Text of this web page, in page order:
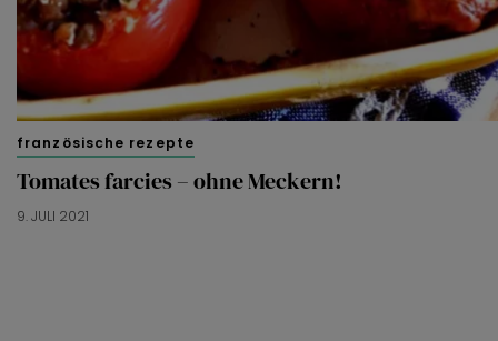
französische rezepte
Tomates farcies – ohne Meckern!
9. JULI 2021